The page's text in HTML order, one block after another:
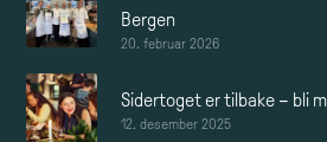
Bergen
20. februar 2026
Sidertoget er tilbake – bli
12. desember 2025